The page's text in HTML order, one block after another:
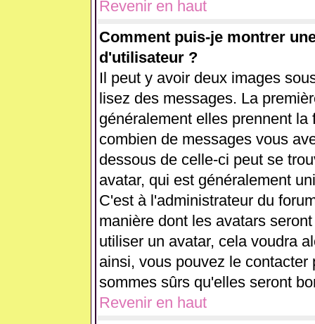
Revenir en haut
Comment puis-je montrer
d'utilisateur ?
Il peut y avoir deux images
lisez des messages. La
généralement elles prennent
combien de messages vous
dessous de celle-ci peut se
avatar, qui est généralement
C'est à l'administrateur du
manière dont les avatars
utiliser un avatar, cela voudra
ainsi, vous pouvez le
sommes sûrs qu'elles seront
Revenir en haut